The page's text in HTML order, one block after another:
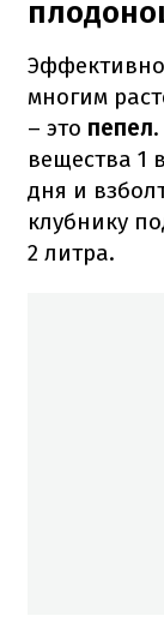
многим
– это пепел
вещества 1
дня и
клубнику
2 литра.